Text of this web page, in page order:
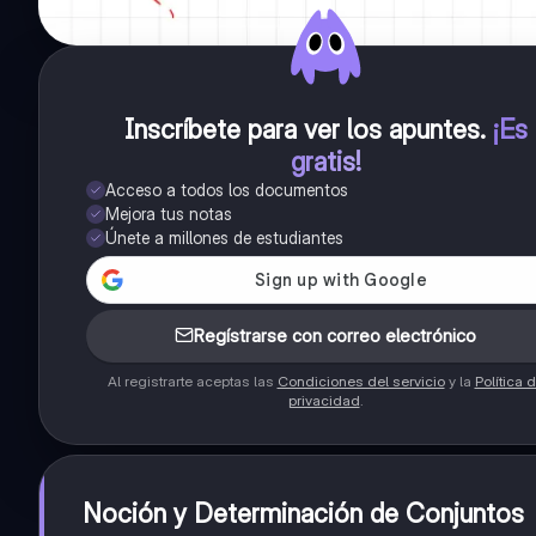
Inscríbete para ver los apuntes. ¡Es
gratis!
Acceso a todos los documentos
Mejora tus notas
Únete a millones de estudiantes
Regístrarse con correo electrónico
Al registrarte aceptas las Condiciones del servicioy la Política
privacidad.
Noción y Determinación de Conjuntos